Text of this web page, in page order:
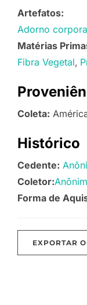
Artefatos:
Adorno
Matérias
Fibra Vegetal
Coleta:
Histórico
Cedente:
Coletor:
Forma de
EXPORTAR